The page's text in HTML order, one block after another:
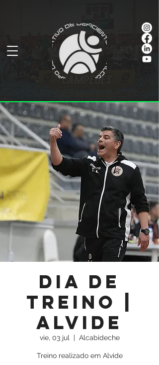
Dia de
Treino |
Alvide
vie, 03 jul
  |
Alcabideche
Treino realizado em Alvide